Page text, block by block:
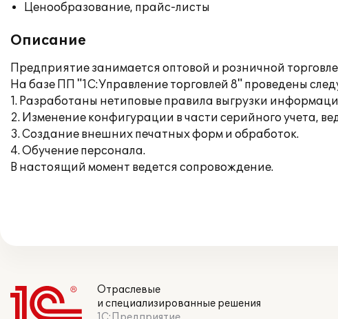
Ценообразование, прайс-листы
Описание
Предприятие занимается оптовой и розничной
На базе ПП "1С:Управление торговлей 8" проведены
1. Разработаны нетиповые правила выгрузки
2. Изменение конфигурации в части серийного учета,
3. Создание внешних печатных форм и обработок.
4. Обучение персонала.
В настоящий момент ведется сопровождение.
Отраслевые
и специализированные решения